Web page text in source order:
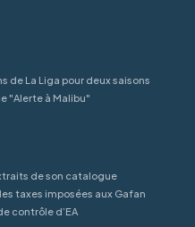
de La Liga pour deux saisons
"Alerte à Malibu"
de son catalogue
taxes imposées aux Gafan
contrôle d’EA